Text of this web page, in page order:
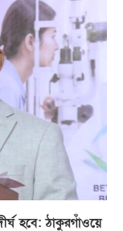
হবে: ঠাকুরগাঁওয়ে